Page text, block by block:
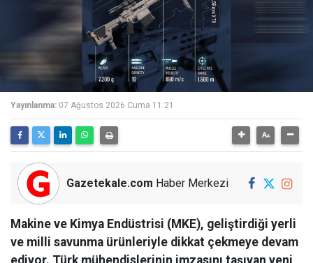
Yayınlanma: 07 Ağustos 2026 Cuma 11:21
Gazetekale.com Haber Merkezi
Makine ve Kimya Endüstrisi (MKE), geliştirdiği yerli
ve milli savunma ürünleriyle dikkat çekmeye devam